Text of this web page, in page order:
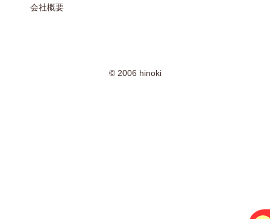
会社概要
© 2006 hinoki